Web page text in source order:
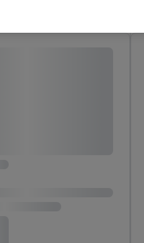
kunnen advertenties in het kader
(bijvoorbeeld door het product in de
apparaten en